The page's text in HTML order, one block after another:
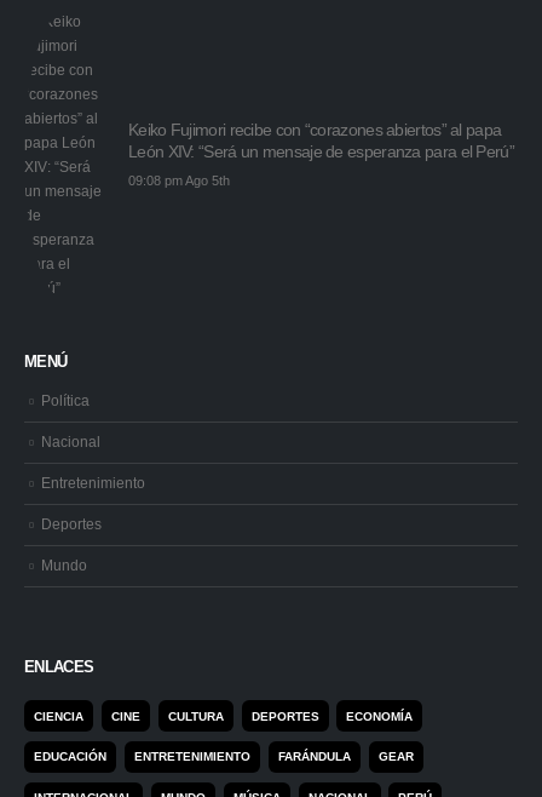
Keiko Fujimori recibe con “corazones abiertos” al papa
León XIV: “Será un mensaje de esperanza para el Perú”
09:08 pm Ago 5th
MENÚ
Política
Nacional
Entretenimiento
Deportes
Mundo
ENLACES
CIENCIA CINE CULTURA DEPORTES ECONOMÍA
EDUCACIÓN ENTRETENIMIENTO FARÁNDULA GEAR